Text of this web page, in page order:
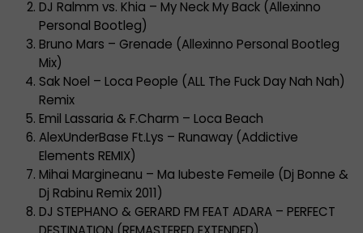
DJ Ralmm vs. Khia – My Neck My Back (Allexinno
Personal Bootleg)
Bruno Mars – Grenade (Allexinno Personal Bootleg
Mix)
Sak Noel – Loca People (ALL The Fuck Day Nah Nah)
Remix
Emil Lassaria & F.Charm – Loca Beach
AlexUnderBase Ft.Lys – Runaway (Addictive
Elements REMIX)
Mihai Margineanu – Ma Iubeste Femeile (Dj Bonne &
Dj Rabinu Remix 2011)
DJ STEPHANO & GERARD FM FEAT ADARA – PERFECT